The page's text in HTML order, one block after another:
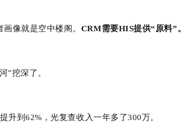
像就是空中楼阁。 CRM需要HIS提供“原料”。
”挖深了。
升到62%，光复查收入一年多了300万。